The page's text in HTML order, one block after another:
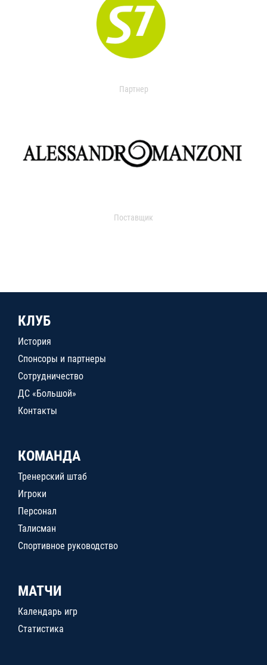
Партнер
Поставщик
КЛУБ
История
Спонсоры и партнеры
Сотрудничество
ДС «Большой»
Контакты
КОМАНДА
Тренерский штаб
Игроки
Персонал
Талисман
Спортивное руководство
МАТЧИ
Календарь игр
Статистика